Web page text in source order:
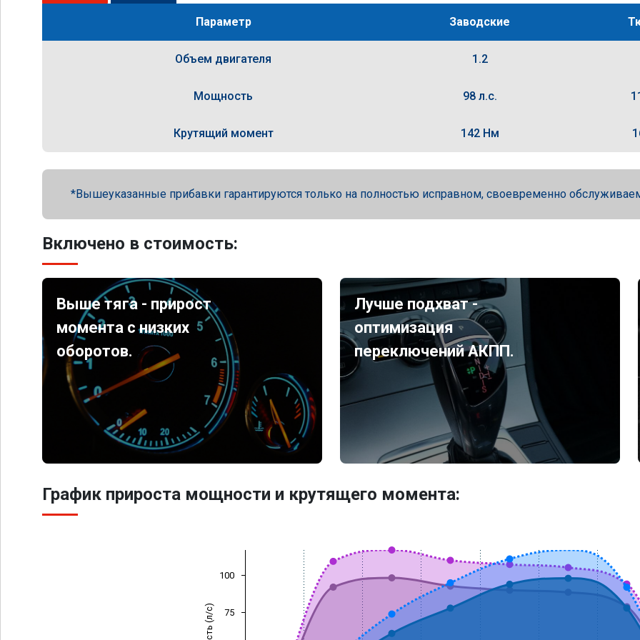
Параметр Заводские
Объем двигателя 1.2
Мощность 98 л.с.
Крутящий момент 142 Нм
Вышеуказанные прибавки гарантируются только на полностью исправном, своевременно
Включено в стоимость:
Выше тяга - прирост
момента с низких
оборотов.
Лучше подхват -
оптимизация
переключений АКПП.
График прироста мощности и крутящего момента:
75
100